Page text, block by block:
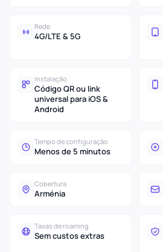
Rede
4G/LTE & 5G
Instalação
Código QR ou link
universal para iOS &
Android
Tempo de configuração
Menos de 5 minutos
Cobertura
Arménia
Taxas de roaming
Sem custos extras